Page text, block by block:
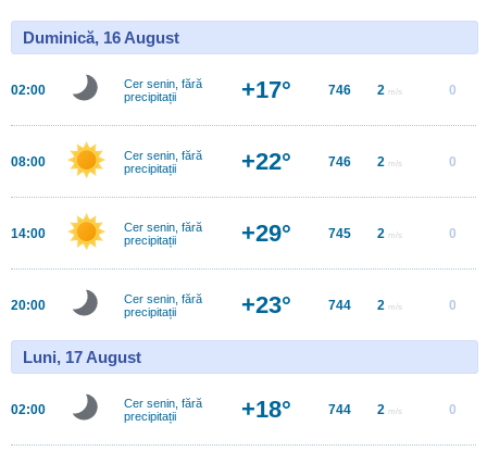
Duminică, 16 August
02:00
Cer senin, fără
precipitații
+17° 746 2 m/s 0
08:00
Cer senin, fără
precipitații
+22° 746 2 m/s 0
14:00
Cer senin, fără
precipitații
+29° 745 2 m/s 0
20:00
Cer senin, fără
precipitații
+23° 744 2 m/s 0
Luni, 17 August
02:00
Cer senin, fără
precipitații
+18° 744 2 m/s 0